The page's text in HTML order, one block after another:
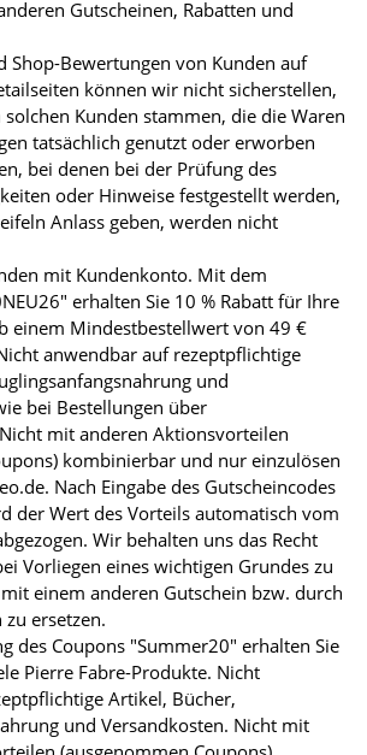
Gutscheinen, Rabatten und
Shop-Bewertungen von Kunden auf
können wir nicht sicherstellen,
Kunden stammen, die die Waren
tatsächlich genutzt oder erworben
bei denen bei der Prüfung des
oder Hinweise festgestellt werden,
Anlass geben, werden nicht
mit Kundenkonto. Mit dem
erhalten Sie 10 % Rabatt für Ihre
einem Mindestbestellwert von 49 €
anwendbar auf rezeptpflichtige
und
bei Bestellungen über
mit anderen Aktionsvorteilen
kombinierbar und nur einzulösen
Nach Eingabe des Gutscheincodes
der Wert des Vorteils automatisch vom
Wir behalten uns das Recht
Vorliegen eines wichtigen Grundes zu
einem anderen Gutschein bzw. durch
ersetzen.
des Coupons "Summer20" erhalten Sie
Pierre Fabre-Produkte. Nicht
Artikel, Bücher,
und Versandkosten. Nicht mit